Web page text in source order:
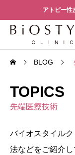
アトピー性
BLOG
TOPICS
先端医療技術
バイオスタイル
法などをご紹介